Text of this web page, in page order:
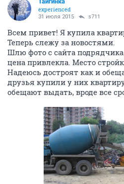
experienced
31 июля 2015 s711
Всем привет! Я купила
Теперь слежу за новостями.
Шлю фото с сайта
цена привлекла. Место
Надеюсь достроят как и
друзья купили у них
обещают выдать, вроде все